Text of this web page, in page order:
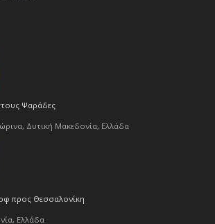
Ψαράδες
Δυτική Μακεδονία, Ελλάδα
προς Θεσσαλονίκη
Ελλάδα